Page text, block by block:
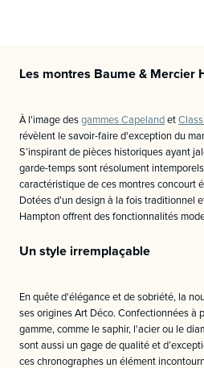
Les montres Baume & Mercier
À l'image des gammes Capeland et
révèlent le savoir-faire d'exception du
S’inspirant de pièces historiques ayant
garde-temps sont résolument
caractéristique de ces montres concourt
Dotées d’un design à la fois traditionnel
Hampton offrent des fonctionnalités
Un style irremplaçable
En quête d'élégance et de sobriété, la
ses origines Art Déco. Confectionnées à
gamme, comme le saphir, l'acier ou le
sont aussi un gage de qualité et
ces chronographes un élément